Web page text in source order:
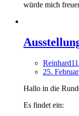
würde mich
25.
Hallo in die
Es findet ein: